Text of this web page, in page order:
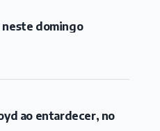
neste domingo
ao entardecer, no